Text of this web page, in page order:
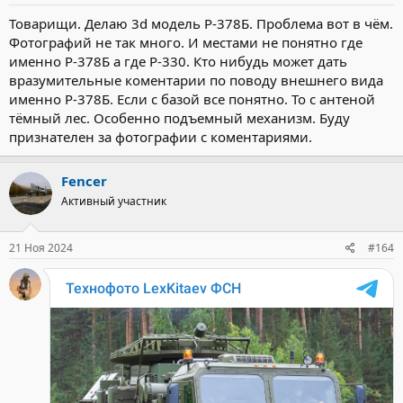
Товарищи. Делаю 3d модель Р-378Б. Проблема вот в чём.
Фотографий не так много. И местами не понятно где
именно Р-378Б а где Р-330. Кто нибудь может дать
вразумительные коментарии по поводу внешнего вида
именно Р-378Б. Если с базой все понятно. То с антеной
тёмный лес. Особенно подъемный механизм. Буду
признателен за фотографии с коментариями.
Fencer
Активный участник
21 Ноя 2024 #164